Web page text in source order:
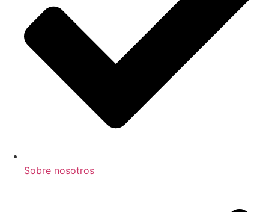
Sobre nosotros